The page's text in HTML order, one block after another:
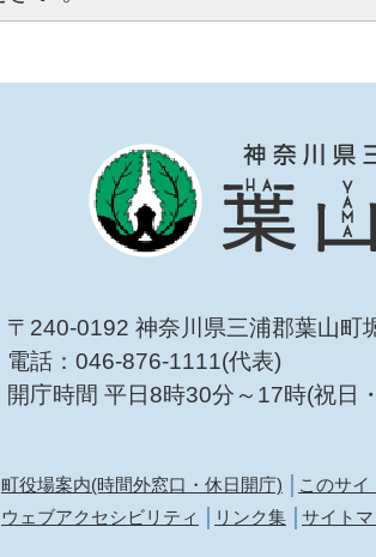
〒240-0192 神奈川県三浦郡葉山町
電話：046-876-1111(代表)
開庁時間 平日8時30分～17時(祝日
町役場案内(時間外窓口・休日開庁)
このサイ
ウェブアクセシビリティ
リンク集 サイト